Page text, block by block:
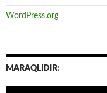
WordPress.org
MARAQLIDIR: